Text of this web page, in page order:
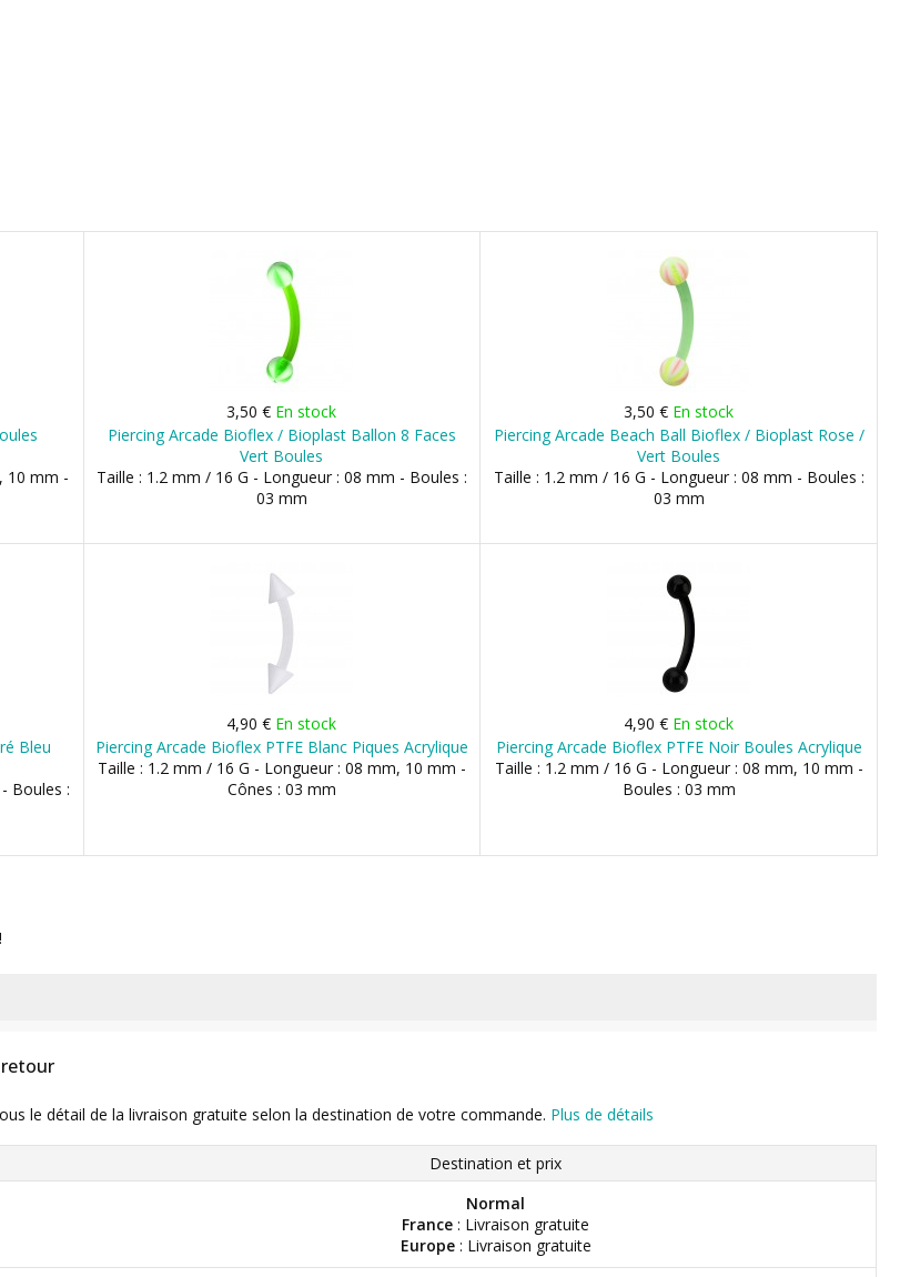
10 mm -
3,50 € En stock
Piercing Arcade Bioflex / Bioplast Ballon 8 Faces
Vert Boules
Taille : 1.2 mm / 16 G - Longueur : 08 mm - Boules :
03 mm
3,50 € En stock
Piercing Arcade Beach Ball Bioflex / Bioplast Rose /
Vert Boules
Taille : 1.2 mm / 16 G - Longueur : 08 mm - Boules :
03 mm
Bleu
Boules :
4,90 € En stock
Piercing Arcade Bioflex PTFE Blanc Piques Acrylique
Taille : 1.2 mm / 16 G - Longueur : 08 mm, 10 mm -
Cônes : 03 mm
4,90 € En stock
Piercing Arcade Bioflex PTFE Noir Boules Acrylique
Taille : 1.2 mm / 16 G - Longueur : 08 mm, 10 mm -
Boules : 03 mm
le détail de la livraison gratuite selon la destination de votre commande. Plus de détails
Destination et prix
Normal
France : Livraison gratuite
Europe: Livraison gratuite